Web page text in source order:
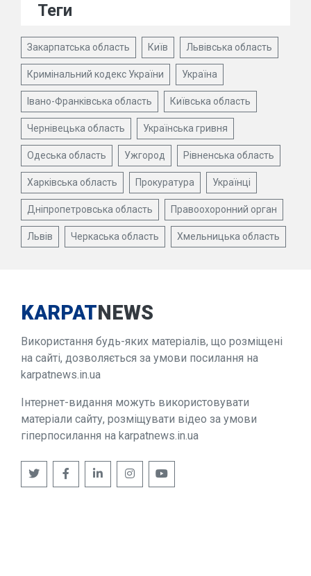
Теги
Закарпатська область Київ Львівська область
Кримінальний кодекс України Україна
Івано-Франківська область Київська область
Чернівецька область Українська гривня
Одеська область Ужгород Рівненська область
Харківська область Прокуратура Українці
Дніпропетровська область Правоохоронний орган
Львів Черкаська область Хмельницька область
KARPATNEWS
Використання будь-яких матеріалів, що розміщені
на сайті, дозволяється за умови посилання на
karpatnews.in.ua
Інтернет-видання можуть використовувати
матеріали сайту, розміщувати відео за умови
гіперпосилання на karpatnews.in.ua